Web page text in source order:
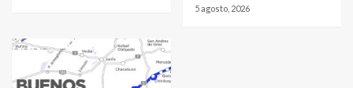
5 agosto, 2026